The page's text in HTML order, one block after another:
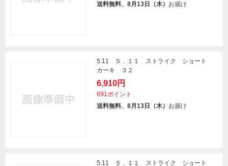
送料無料、8月13日（木） お届け
5.11 ５．１１ ストライク ショート
カーキ ３２
6,910円
691ポイント
送料無料、8月13日（木） お届け
5.11 ５．１１ ストライク ショート